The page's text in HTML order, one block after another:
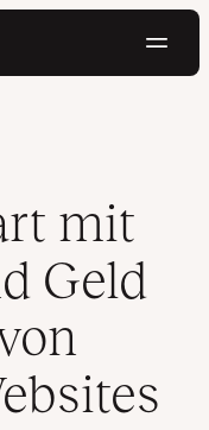
und profitiert von
mit
Geld